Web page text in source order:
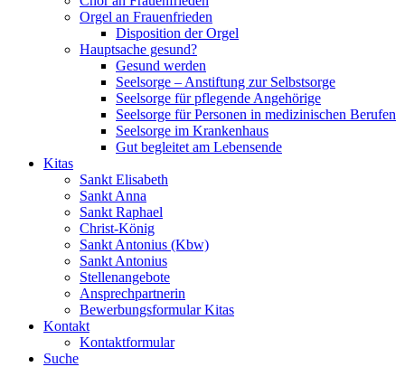
Orgel an Frauenfrieden
Disposition der Orgel
Hauptsache gesund?
Gesund werden
Seelsorge – Anstiftung zur Selbstsorge
Seelsorge für pflegende Angehörige
Seelsorge für Personen in medizinischen Berufen
Seelsorge im Krankenhaus
Gut begleitet am Lebensende
Kitas
Sankt Elisabeth
Sankt Anna
Sankt Raphael
Christ-König
Sankt Antonius (Kbw)
Sankt Antonius
Stellenangebote
Ansprechpartnerin
Bewerbungsformular Kitas
Kontakt
Kontaktformular
Suche